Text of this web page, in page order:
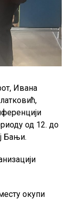
Ивана
од 12. до
Бањи.
окупи